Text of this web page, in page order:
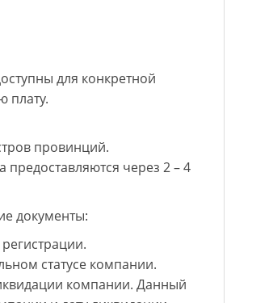
для конкретной
плату.
провинций.
предоставляются через 2 – 4
документы:
статусе компании.
компании. Данный